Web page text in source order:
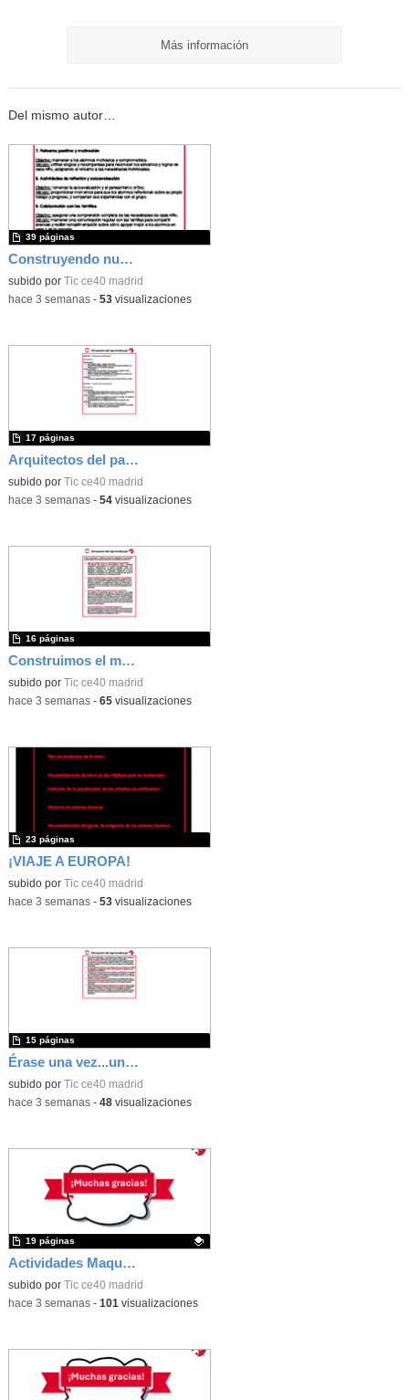
Más información
Del mismo autor…
Construyendo nuestro parque de atracciones
subido por Tic ce40 madrid
39 páginas
-hace 3 semanas- 53visualizaciones
Arquitectos del pasado
subido por Tic ce40 madrid
17 páginas
-hace 3 semanas- 54visualizaciones
Construimos el mundo con LEGO
subido por Tic ce40 madrid
16 páginas
-hace 3 semanas- 65visualizaciones
¡VIAJE A EUROPA!
subido por Tic ce40 madrid
23 páginas
-hace 3 semanas- 53visualizaciones
Érase una vez...un castillo medieval
subido por Tic ce40 madrid
15 páginas
-hace 3 semanas- 48visualizaciones
Actividades Maqueen
Contenido educativo.
subido por Tic ce40 madrid
19 páginas
-hace 3 semanas- 101 visualizaciones